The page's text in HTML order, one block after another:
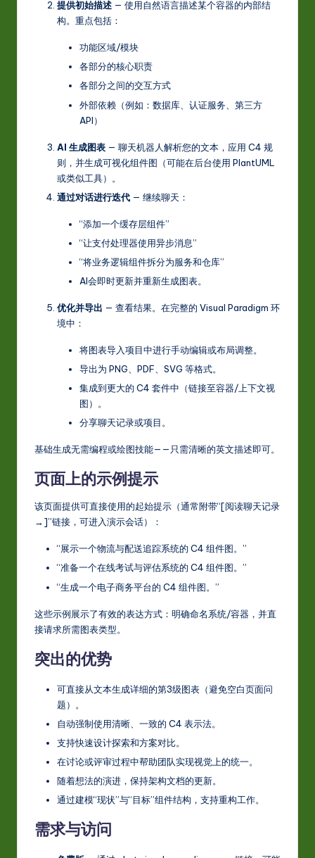
提供初始描述 — 使用自然语言描述某个容器的内部结
构。重点包括：
功能区域/模块
各部分的核心职责
各部分之间的交互方式
外部依赖（例如：数据库、认证服务、第三方
API）
AI 生成图表 — 聊天机器人解析您的文本，应用 C4 规
则，并生成可视化组件图（可能在后台使用 PlantUML
或类似工具）。
通过对话进行迭代 — 继续聊天：
“添加一个缓存层组件”
“让支付处理器使用异步消息”
“将业务逻辑组件拆分为服务和仓库”
AI会即时更新并重新生成图表。
优化并导出 — 查看结果。在完整的 Visual Paradigm 环
境中：
将图表导入项目中进行手动编辑或布局调整。
导出为 PNG、PDF、SVG 等格式。
集成到更大的 C4 套件中（链接至容器/上下文视
图）。
分享聊天记录或项目。
基础生成无需编程或绘图技能——只需清晰的英文描述即可。
页面上的示例提示
该页面提供可直接使用的起始提示（通常附带“[阅读聊天记录
→]”链接，可进入演示会话）：
“展示一个物流与配送追踪系统的 C4 组件图。”
“准备一个在线考试与评估系统的 C4 组件图。”
“生成一个电子商务平台的 C4 组件图。”
这些示例展示了有效的表达方式：明确命名系统/容器，并直
接请求所需图表类型。
突出的优势
可直接从文本生成详细的第3级图表（避免空白页面问
题）。
自动强制使用清晰、一致的 C4 表示法。
支持快速设计探索和方案对比。
在讨论或评审过程中帮助团队实现视觉上的统一。
随着想法的演进，保持架构文档的更新。
通过建模“现状”与“目标”组件结构，支持重构工作。
需求与访问